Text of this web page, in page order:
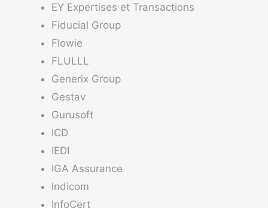
EY Expertises et Transactions
Fiducial Group
Flowie
FLULLL
Generix Group
Gestav
Gurusoft
ICD
IEDI
IGA Assurance
Indicom
InfoCert